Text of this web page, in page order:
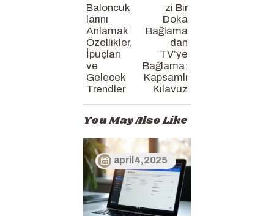
Baloncuk
larını
Anlamak:
Özellikler,
İpuçları
ve
Gelecek
Trendler
zi Bir
Doka
Bağlama
dan
TV’ye
Bağlama:
Kapsamlı
Kılavuz
You May Also Like
april 4, 2025